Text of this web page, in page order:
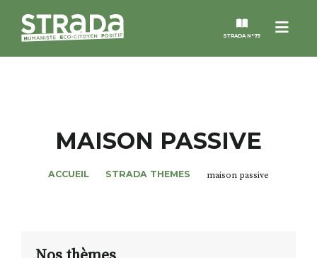
Menu
STRADA N°73
MAGAZINES
NOS THÈMES
ALTER STRADA
MAISON PASSIVE
ACCUEIL STRADA THEMES maison passive